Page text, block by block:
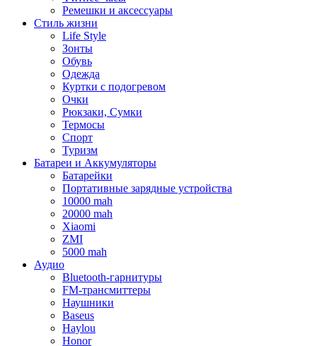
Ремешки и аксессуары
Стиль жизни
Life Style
Зонты
Обувь
Одежда
Куртки с подогревом
Очки
Рюкзаки, Сумки
Термосы
Спорт
Туризм
Батареи и Аккумуляторы
Батарейки
Портативные зарядные устройства
10000 mah
20000 mah
Xiaomi
ZMI
5000 mah
Аудио
Bluetooth-гарнитуры
FM-трансмиттеры
Наушники
Baseus
Haylou
Honor